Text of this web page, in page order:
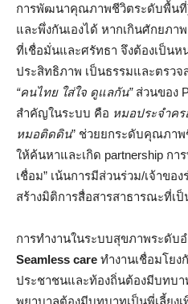
การพัฒนาคุณภาพชีวิตระดับพื้นที่)
และพึ่งกันเองได้ หากเกินศักยภา
ที่เชื่อมั่นและศรัทธา จึงต้องเป็น
ประสิทธิภาพ เป็นธรรมและตรวจ
“คนไทย ใส่ใจ ดูแลกัน”ส่วนของ
สำคัญในระบบ คือ หมอประจำคร
หมอติดดิน” ช่วยยกระดับคุณภาพ
ให้ค้นหาและเกิด partnership กา
เชื่อม” เน้นการมีส่วนร่วม/เจ้าข
สร้างมิติการสื่อสารสาธารณะที่เป็
การทำงานในระบบสุขภาพระดับอ
Seamless care ทำงานเชื่อมโย
ประชาชนและท้องถิ่นต้องมีบทบา
พยาบาลต้องมีบทบาทเป็นพี่เลี้ยง